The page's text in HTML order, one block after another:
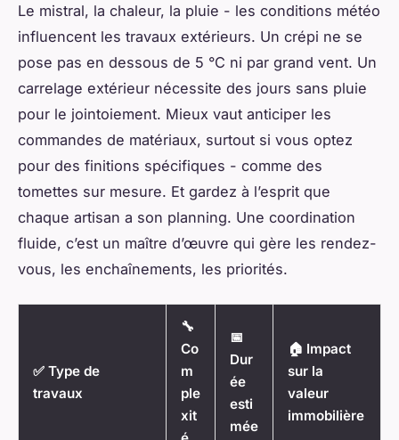
Le mistral, la chaleur, la pluie - les conditions météo
influencent les travaux extérieurs. Un crépi ne se
pose pas en dessous de 5 °C ni par grand vent. Un
carrelage extérieur nécessite des jours sans pluie
pour le jointoiement. Mieux vaut anticiper les
commandes de matériaux, surtout si vous optez
pour des finitions spécifiques - comme des
tomettes sur mesure. Et gardez à l’esprit que
chaque artisan a son planning. Une coordination
fluide, c’est un maître d’œuvre qui gère les rendez-
vous, les enchaînements, les priorités.
✅ Type de
travaux
🔧
Co
m
ple
xit
📅
Dur
ée
esti
mée
🏠 Impact
sur la
valeur
immobilière